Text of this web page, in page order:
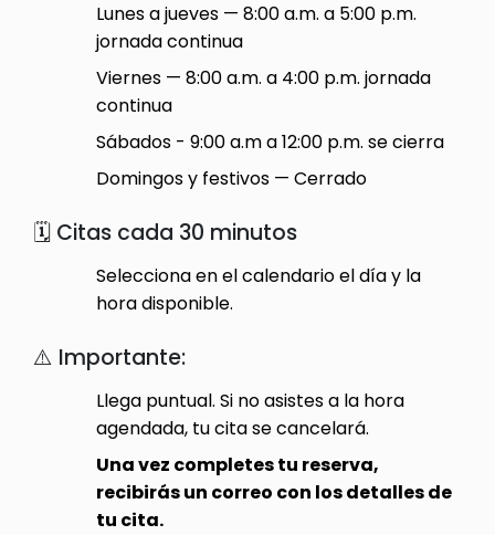
Lunes a jueves — 8:00 a.m. a 5:00 p.m.
jornada continua
Viernes — 8:00 a.m. a 4:00 p.m. jornada
continua
Sábados - 9:00 a.m a 12:00 p.m. se cierra
Domingos y festivos — Cerrado
🗓️ Citas cada 30 minutos
Selecciona en el calendario el día y la
hora disponible.
⚠️ Importante:
Llega puntual. Si no asistes a la hora
agendada, tu cita se cancelará.
Una vez completes tu reserva,
recibirás un correo con los detalles de
tu cita.